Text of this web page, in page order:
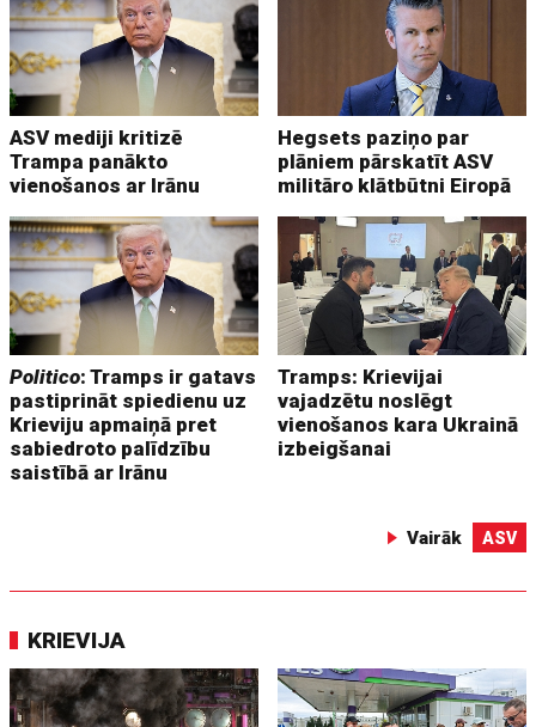
ASV mediji kritizē
Trampa panākto
vienošanos ar Irānu
Hegsets paziņo par
plāniem pārskatīt ASV
militāro klātbūtni Eiropā
Politico: Tramps ir gatavs
pastiprināt spiedienu uz
Krieviju apmaiņā pret
sabiedroto palīdzību
saistībā ar Irānu
Tramps: Krievijai
vajadzētu noslēgt
vienošanos kara Ukrainā
izbeigšanai
Vairāk ASV
KRIEVIJA